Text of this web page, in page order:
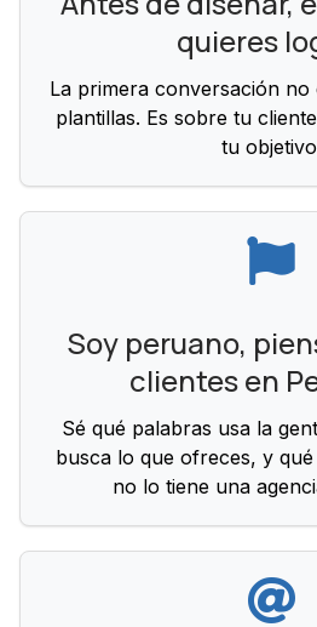
quieres
La primera conversación
plantillas. Es sobre tu
tu
Soy peruano,
clientes en
Sé qué palabras usa la
busca lo que ofreces, y
no lo tiene una